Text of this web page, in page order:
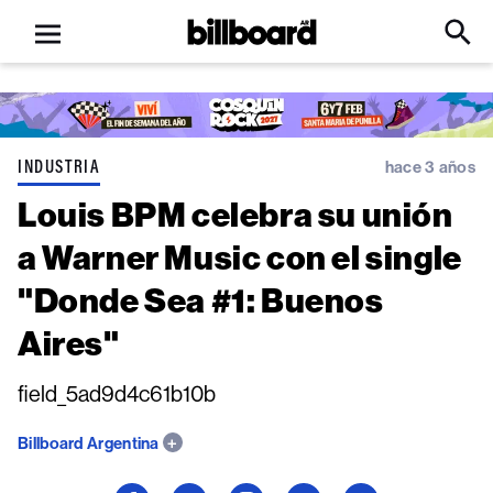
Open
menu
Billboard
Click
Input
INDUSTRIA hace 3 años
Louis BPM celebra su unión
a Warner Music con el single
"Donde Sea #1: Buenos
Aires"
field_5ad9d4c61b10b
Billboard Argentina